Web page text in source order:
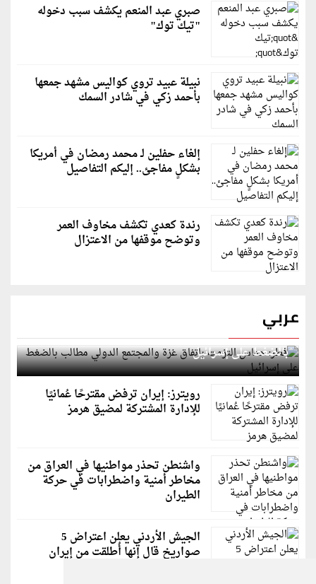
صبري عبد المنعم يكشف سبب دخوله
"تيك توك"
نبيلة عبيد تروي كواليس مشهد جمعها
بأحمد زكي في شادر السمك
إلغاء حفلين لـ محمد رمضان في أمريكا
بشكلٍ مفاجئ.. إليكم التفاصيل
رندة كعدي تكشف مخاوف العمر
وتوضح موقفها من الاعتزال
عربي
قطر: حماس التزمت باتفاق غزة والمجتمع الدولي مطالب
بالضغط على إسرائيل
رويترز: إيران ترفض مقترحًا عُمانيًا
للإدارة المشتركة لمضيق هرمز
واشنطن تحذر مواطنيها في العراق من
مخاطر أمنية واضطرابات في حركة
الطيران
الجيش الأردني يعلن اعتراض 5
صواريخ قال إنها أُطلقت من إيران